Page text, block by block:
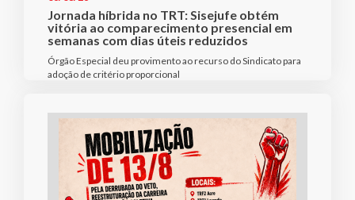
Jornada híbrida no TRT: Sisejufe obtém
vitória ao comparecimento presencial em
semanas com dias úteis reduzidos
Órgão Especial deu provimento ao recurso do Sindicato para
adoção de critério proporcional